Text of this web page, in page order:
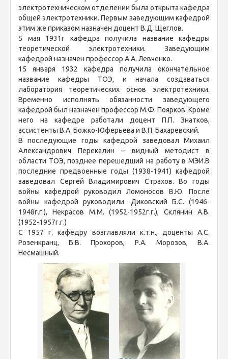
электротехническом отделении была открыта кафедра
общей электротехники. Первым заведующим кафедрой
этим же приказом назначен доцент В.Д. Щеглов.
5 мая 1931г кафедра получила название кафедры
теоретической электротехники. Заведующим
кафедрой назначен профессор А.А. Левченко.
15 января 1932 кафедра получила окончательное
название кафедры ТОЭ, и начала создаваться
лаборатория теоретических основ электротехники.
Временно исполнять обязанности заведующего
кафедрой был назначен профессор М.Ф. Поярков. Кроме
него на кафедре работали доцент П.П. Знатков,
ассистенты В.А. Божко-Юферьева и В.П. Бахаревский.
В последующие годы кафедрой заведовал Михаил
Александрович Перекалин – видный методист в
области ТОЭ, позднее перешедший на работу в МЭИ.В
последние предвоенные годы (1938-1941) кафедрой
заведовал Сергей Владимирович Страхов. Во годы
войны кафедрой руководил Ломоносов В.Ю. После
войны кафедрой руководили -Диковский Б.С. (1946-
1948г.г.), Некрасов М.М. (1952-1952г.г.), Склянин А.В.
(1952-1957г.г.)
С 1957 г. кафедру возглавляли к.т.н., доценты А.С.
Розенкранц, Б.В. Прохоров, Р.А. Морозов, В.А.
Несмашный.